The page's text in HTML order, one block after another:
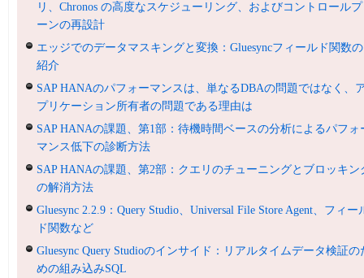
リ、Chronos の高度なスケジューリング、およびコントロール
ーンの再設計
エッジでのデータマスキングと変換：Gluesyncフィールド関数の
紹介
SAP HANAのパフォーマンスは、単なるDBAの問題ではなく、
プリケーション所有者の問題である理由は
SAP HANAの課題、第1部：待機時間ベースの分析によるパフォ
マンス低下の診断方法
SAP HANAの課題、第2部：クエリのチューニングとブロッキン
の解消方法
Gluesync 2.2.9：Query Studio、Universal File Store Agent、フィー
ド関数など
Gluesync Query Studioのインサイド：リアルタイムデータ検証の
めの組み込みSQL